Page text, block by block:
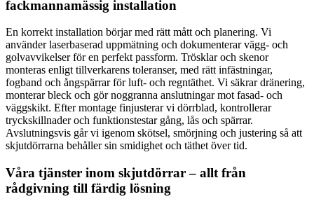
fackmannamässig installation
En korrekt installation börjar med rätt mått och planering. Vi
använder laserbaserad uppmätning och dokumenterar vägg- och
golvavvikelser för en perfekt passform. Trösklar och skenor
monteras enligt tillverkarens toleranser, med rätt infästningar,
fogband och ångspärrar för luft- och regntäthet. Vi säkrar dränering,
monterar bleck och gör noggranna anslutningar mot fasad- och
väggskikt. Efter montage finjusterar vi dörrblad, kontrollerar
tryckskillnader och funktionstestar gång, lås och spärrar.
Avslutningsvis går vi igenom skötsel, smörjning och justering så att
skjutdörrarna behåller sin smidighet och täthet över tid.
Våra tjänster inom skjutdörrar – allt från
rådgivning till färdig lösning